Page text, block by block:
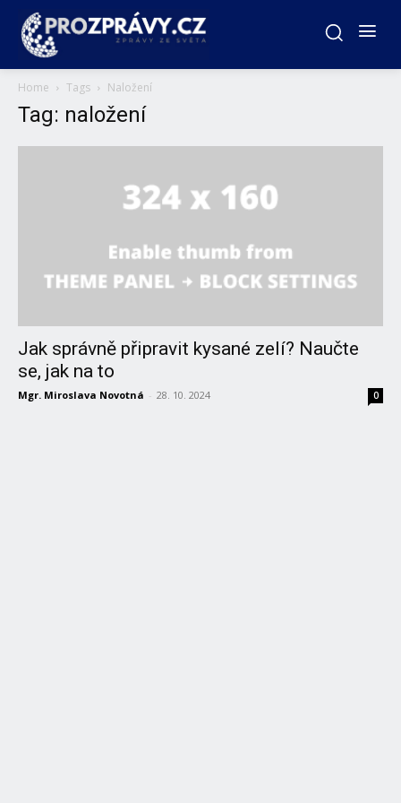
Home Tags Naložení
Tag: naložení
Jak správně připravit kysané zelí? Naučte
se, jak na to
Mgr. Miroslava Novotná - 28. 10. 2024 0